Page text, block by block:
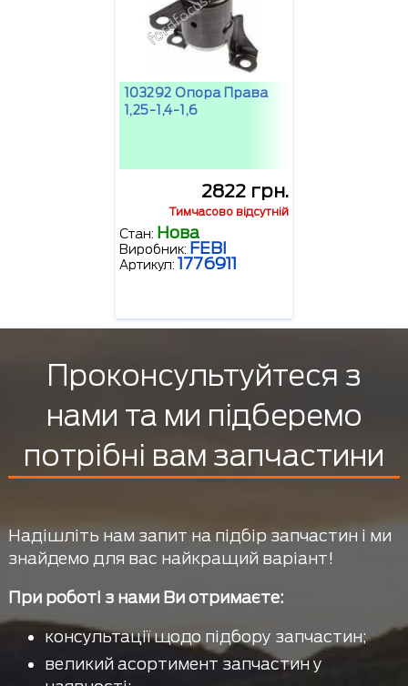
103292 Опора Права
1,25-1,4-1,6
2822 грн.
Тимчасово відсутній
Стан: Нова
Виробник: FEBI
Артикул: 1776911
Проконсультуйтеся з
нами та ми підберемо
потрібні вам запчастини
Надішліть нам запит на підбір запчастин і ми
знайдемо для вас найкращий варіант!
При роботі з нами Ви отримаєте:
консультації щодо підбору запчастин;
великий асортимент запчастин у